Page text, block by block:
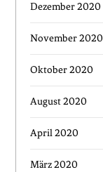
Dezember 2020
November 2020
Oktober 2020
August 2020
April 2020
März 2020